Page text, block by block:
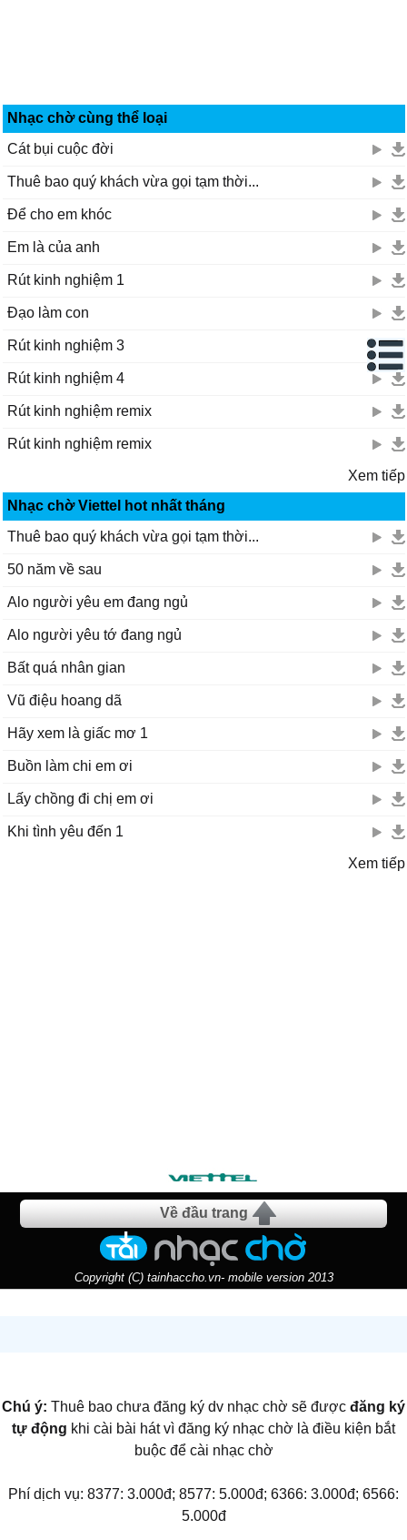
Nhạc chờ cùng thể loại
Cát bụi cuộc đời
Thuê bao quý khách vừa gọi tạm thời...
Để cho em khóc
Em là của anh
Rút kinh nghiệm 1
Đạo làm con
Rút kinh nghiệm 3
Rút kinh nghiệm 4
Rút kinh nghiệm remix
Rút kinh nghiệm remix
Xem tiếp
Nhạc chờ Viettel hot nhất tháng
Thuê bao quý khách vừa gọi tạm thời...
50 năm về sau
Alo người yêu em đang ngủ
Alo người yêu tớ đang ngủ
Bất quá nhân gian
Vũ điệu hoang dã
Hãy xem là giấc mơ 1
Buồn làm chi em ơi
Lấy chồng đi chị em ơi
Khi tình yêu đến 1
Xem tiếp
Về đầu trang
Copyright (C) tainhaccho.vn- mobile version 2013
Chú ý: Thuê bao chưa đăng ký dv nhạc chờ sẽ được đăng ký
tự động khi cài bài hát vì đăng ký nhạc chờ là điều kiện bắt
buộc để cài nhạc chờ
Phí dịch vụ: 8377: 3.000đ; 8577: 5.000đ; 6366: 3.000đ; 6566:
5.000đ